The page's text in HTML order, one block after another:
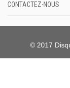
CONTACTEZ-NOUS
© 2017